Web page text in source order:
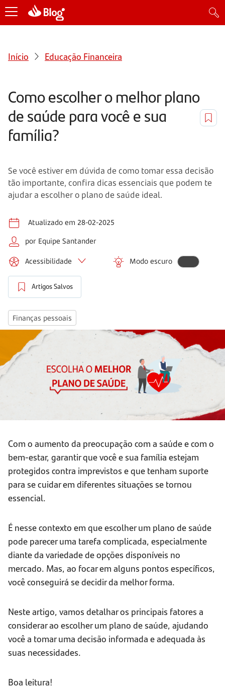
Início Educação Financeira
Como escolher o melhor plano
de saúde para você e sua
família?
Se você estiver em dúvida de como tomar essa decisão
tão importante, confira dicas essenciais que podem te
ajudar a escolher o plano de saúde ideal.
Atualizado em 28-02-2025
por Equipe Santander
Acessibilidade Modo escuro
Artigos Salvos
Finanças pessoais
Com o aumento da preocupação com a saúde e com o
bem-estar, garantir que você e sua família estejam
protegidos contra imprevistos e que tenham suporte
para se cuidar em diferentes situações se tornou
essencial.
É nesse contexto em que escolher um plano de saúde
pode parecer uma tarefa complicada, especialmente
diante da variedade de opções disponíveis no
mercado. Mas, ao focar em alguns pontos específicos,
você conseguirá se decidir da melhor forma.
Neste artigo, vamos detalhar os principais fatores a
considerar ao escolher um plano de saúde, ajudando
você a tomar uma decisão informada e adequada às
suas necessidades.
Boa leitura!